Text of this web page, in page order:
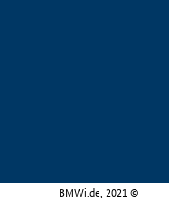
BMWi.de, 2021 ©